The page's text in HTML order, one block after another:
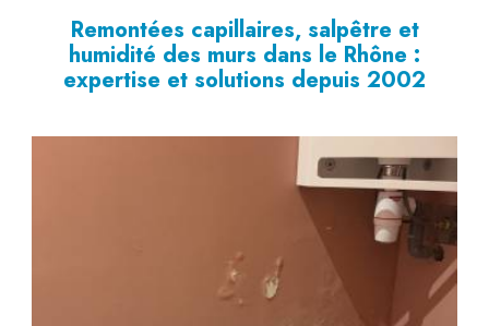
Remontées capillaires, salpêtre et
humidité des murs dans le Rhône :
expertise et solutions depuis 2002